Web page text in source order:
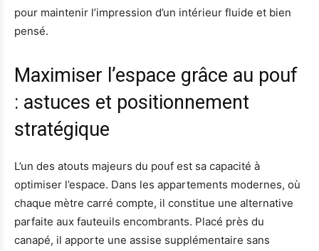
pour maintenir l’impression d’un intérieur fluide et bien
pensé.
Maximiser l’espace grâce au pouf
: astuces et positionnement
stratégique
L’un des atouts majeurs du pouf est sa capacité à
optimiser l’espace. Dans les appartements modernes, où
chaque mètre carré compte, il constitue une alternative
parfaite aux fauteuils encombrants. Placé près du
canapé, il apporte une assise supplémentaire sans